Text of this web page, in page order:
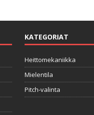
KATEGORIAT
Heittomekaniikka
Mielentila
Pitch-valinta